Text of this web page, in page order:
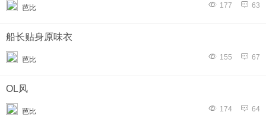
芭比 177 63
船长贴身原味衣
芭比 155 67
OL风
芭比 174 64